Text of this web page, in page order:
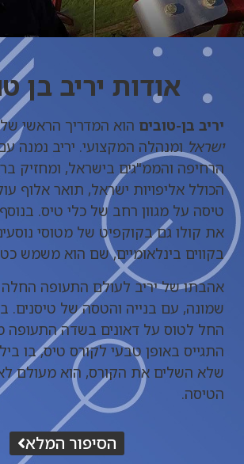
אודות יריב בן
יריב בן-טובים הוא המדריך הראשי
ישראל ומנהלה המקצועי. יריב נמנה
הרחיפה והממ"גים בישראל, ומחזיק
הכולל אליפויות ישראל, תואר אלוף
טיסה על מגוון רחב של כלי טיס.
את קולו גם בקוקפיט של מטוסי
בקווים בינלאומיים, שם הוא משמש
אהבתו של יריב לעולם התעופה החלה
שמונה, עם בנייה והטסה של טיסנים.
החל לטוס על דאונים בשדה התעופה
התגייס באופן טבעי לקורס טיס, בו
שלא השלים את הקורס, הוא מעולם
הטיסה.
הסיפור המלא